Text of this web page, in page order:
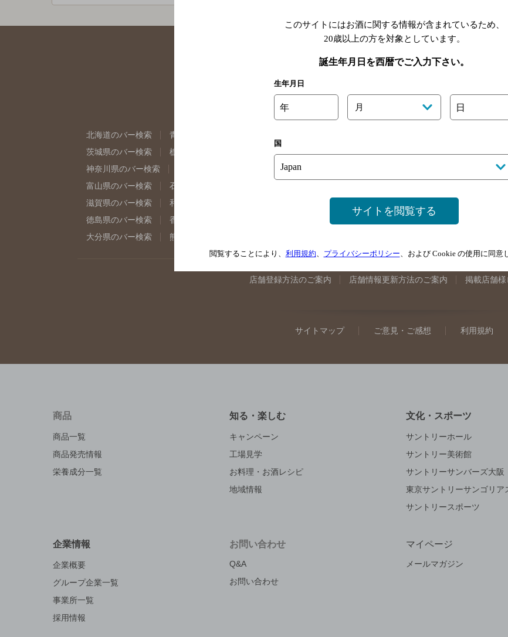
北海道のバー検索 青森県のバー検索
茨城県のバー検索
栃木県のバー検索
神奈川県のバー検索
埼玉県のバー検索
富山県のバー検索
石川県のバー検索
滋賀県のバー検索
和歌山県のバー検索 山口県のバー検索
徳島県のバー検索
香川県のバー検索
大分県のバー検索
熊本県のバー検索
店舗登録方法のご案内 店舗情報更新方法のご案内 掲載店舗
サイトマップ ご意見・ご感想 利用規約
商品
商品一覧
商品発売情報
栄養成分一覧
知る・楽しむ
キャンペーン
工場見学
お料理・お酒レシピ
地域情報
文化・スポーツ
サントリーホール
サントリー美術館
サントリーサンバーズ大阪
東京サントリーサンゴリア
サントリースポーツ
企業情報
企業概要
グループ企業一覧
事業所一覧
採用情報
お問い合わせ
Q&A
お問い合わせ
マイページ
メールマガジン
このサイトにはお酒に関する情報が含まれているため、
20歳以上の方を対象としています。
誕生年月日を西暦でご入力下さい。
生年月日
年 月 日
国
サイトを閲覧する
閲覧することにより、 利用規約、 プライバシーポリシー、および Cookie の使用に同意